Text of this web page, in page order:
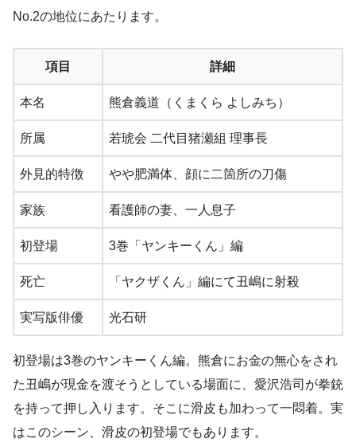
No.2の地位にあたります。
項目 詳細
本名 熊倉義道（くまくら よしみち）
所属 若琥会 二代目猪瀬組 理事長
外見的特徴 やや肥満体、顔に二箇所の刀傷
家族 看護師の妻、一人息子
初登場 3巻「ヤンキーくん」編
死亡 「ヤクザくん」編にて丑嶋に射殺
実写版俳優 光石研
初登場は3巻のヤンキーくん編。熊倉にお金の無心をされ
た丑嶋が現金を渡そうとしている場面に、愛沢浩司が拳銃
を持って押し入ります。そこに滑皮も加わって一悶着。実
はこのシーン、滑皮の初登場でもあります。